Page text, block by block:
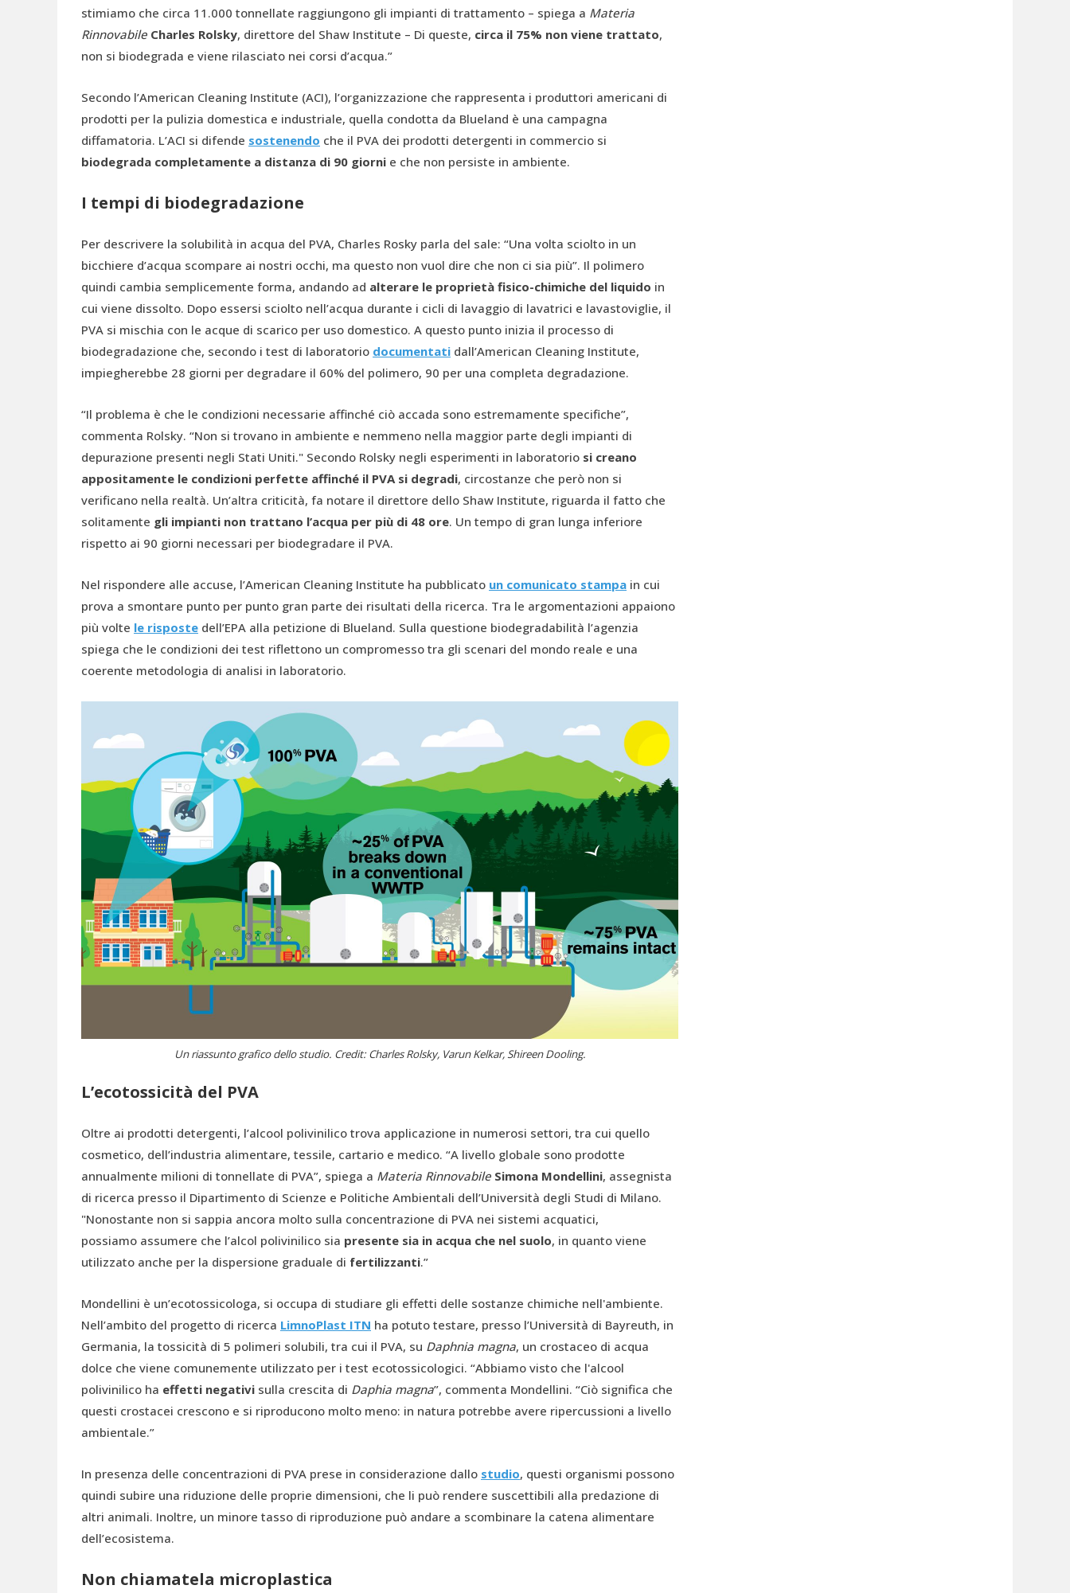
stimiamo che circa 11.000 tonnellate raggiungono gli impianti di trattamento – spiega a Materia
Rinnovabile Charles Rolsky, direttore del Shaw Institute – Di queste, circa il 75% non viene trattato,
non si biodegrada e viene rilasciato nei corsi d’acqua.”
Secondo l’American Cleaning Institute (ACI), l’organizzazione che rappresenta i produttori americani di
prodotti per la pulizia domestica e industriale, quella condotta da Blueland è una campagna
diffamatoria. L’ACI si difende sostenendo che il PVA dei prodotti detergenti in commercio si
biodegrada completamente a distanza di 90 giorni e che non persiste in ambiente.
I tempi di biodegradazione
Per descrivere la solubilità in acqua del PVA, Charles Rosky parla del sale: “Una volta sciolto in un
bicchiere d’acqua scompare ai nostri occhi, ma questo non vuol dire che non ci sia più”. Il polimero
quindi cambia semplicemente forma, andando ad alterare le proprietà fisico-chimiche del liquido in
cui viene dissolto. Dopo essersi sciolto nell’acqua durante i cicli di lavaggio di lavatrici e lavastoviglie, il
PVA si mischia con le acque di scarico per uso domestico. A questo punto inizia il processo di
biodegradazione che, secondo i test di laboratorio documentati dall’American Cleaning Institute,
impiegherebbe 28 giorni per degradare il 60% del polimero, 90 per una completa degradazione.
“Il problema è che le condizioni necessarie affinché ciò accada sono estremamente specifiche”,
commenta Rolsky. “Non si trovano in ambiente e nemmeno nella maggior parte degli impianti di
depurazione presenti negli Stati Uniti." Secondo Rolsky negli esperimenti in laboratorio si creano
appositamente le condizioni perfette affinché il PVA si degradi, circostanze che però non si
verificano nella realtà. Un’altra criticità, fa notare il direttore dello Shaw Institute, riguarda il fatto che
solitamente gli impianti non trattano l’acqua per più di 48 ore. Un tempo di gran lunga inferiore
rispetto ai 90 giorni necessari per biodegradare il PVA.
Nel rispondere alle accuse, l’American Cleaning Institute ha pubblicato un comunicato stampa in cui
prova a smontare punto per punto gran parte dei risultati della ricerca. Tra le argomentazioni appaiono
più volte le risposte dell’EPA alla petizione di Blueland. Sulla questione biodegradabilità l’agenzia
spiega che le condizioni dei test riflettono un compromesso tra gli scenari del mondo reale e una
coerente metodologia di analisi in laboratorio.
Un riassunto grafico dello studio. Credit: Charles Rolsky, Varun Kelkar, Shireen Dooling.
L’ecotossicità del PVA
Oltre ai prodotti detergenti, l’alcool polivinilico trova applicazione in numerosi settori, tra cui quello
cosmetico, dell’industria alimentare, tessile, cartario e medico. “A livello globale sono prodotte
annualmente milioni di tonnellate di PVA”, spiega a Materia Rinnovabile Simona Mondellini, assegnista
di ricerca presso il Dipartimento di Scienze e Politiche Ambientali dell’Università degli Studi di Milano.
"Nonostante non si sappia ancora molto sulla concentrazione di PVA nei sistemi acquatici,
possiamo assumere che l’alcol polivinilico sia presente sia in acqua che nel suolo, in quanto viene
utilizzato anche per la dispersione graduale di fertilizzanti.”
Mondellini è un’ecotossicologa, si occupa di studiare gli effetti delle sostanze chimiche nell'ambiente.
Nell’ambito del progetto di ricerca LimnoPlast ITN ha potuto testare, presso l’Università di Bayreuth, in
Germania, la tossicità di 5 polimeri solubili, tra cui il PVA, su Daphnia magna, un crostaceo di acqua
dolce che viene comunemente utilizzato per i test ecotossicologici. “Abbiamo visto che l'alcool
polivinilico ha effetti negativi sulla crescita di Daphia magna”, commenta Mondellini. “Ciò significa che
questi crostacei crescono e si riproducono molto meno: in natura potrebbe avere ripercussioni a livello
ambientale.”
In presenza delle concentrazioni di PVA prese in considerazione dallo studio, questi organismi possono
quindi subire una riduzione delle proprie dimensioni, che li può rendere suscettibili alla predazione di
altri animali. Inoltre, un minore tasso di riproduzione può andare a scombinare la catena alimentare
dell’ecosistema.
Non chiamatela microplastica